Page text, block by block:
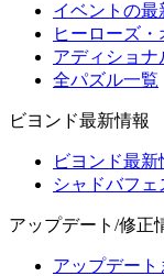
イベントの最
ヒーローズ
アディショナ
全パズル一覧
ビヨンド最新情報
ビヨンド最
シャドバフェ
アップデート/修正
アップデート